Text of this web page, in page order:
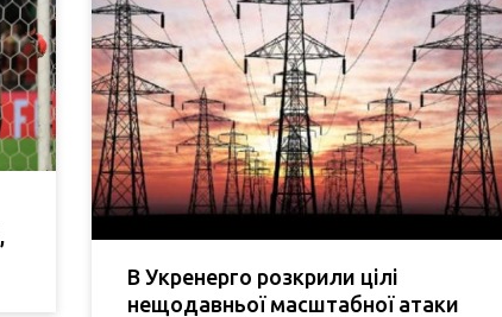
В Укренерго розкрили цілі
нещодавньої масштабної атаки